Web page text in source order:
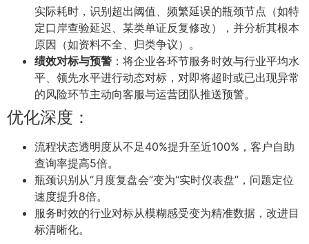
实际耗时，识别超出阈值、频繁延误的瓶颈节点（如特
定口岸查验延迟、某类单证反复修改），并分析其根本
原因（如资料不全、归类争议）。
绩效对标与预警 ：将企业各环节服务时效与行业平均水
平、领先水平进行动态对标，对即将超时或已出现异常
的风险环节主动向客服与运营团队推送预警。
优化深度：
流程状态透明度从不足40%提升至近100%，客户自助
查询率提高5倍。
瓶颈识别从“月度复盘会”变为“实时仪表盘”，问题定位
速度提升8倍。
服务时效的行业对标从模糊感受变为精准数据，改进目
标清晰化。